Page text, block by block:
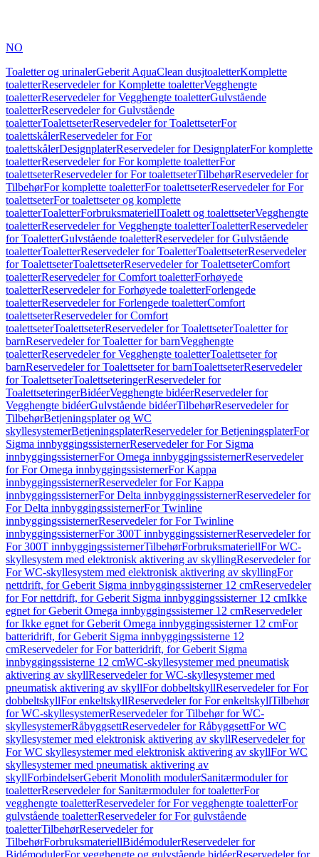
NO
Toaletter og urinalerGeberit AquaClean dusjtoaletterKomplette
toaletterReservedeler for Komplette toaletterVegghengte
toaletterReservedeler for Vegghengte toaletterGulvstående
toaletterReservedeler for Gulvstående
toaletterToalettseterReservedeler for ToalettseterFor
toalettskålerReservedeler for For
toalettskålerDesignplaterReservedeler for DesignplaterFor komplette
toaletterReservedeler for For komplette toaletterFor
toalettseterReservedeler for For toalettseterTilbehørReservedeler for
TilbehørFor komplette toaletterFor toalettseterReservedeler for For
toalettseterFor toalettseter og komplette
toaletterToaletterForbruksmateriellToalett og toalettseterVegghengte
toaletterReservedeler for Vegghengte toaletterToaletterReservedeler
for ToaletterGulvstående toaletterReservedeler for Gulvstående
toaletterToaletterReservedeler for ToaletterToalettseterReservedeler
for ToalettseterToalettseterReservedeler for ToalettseterComfort
toaletterReservedeler for Comfort toaletterForhøyede
toaletterReservedeler for Forhøyede toaletterForlengede
toaletterReservedeler for Forlengede toaletterComfort
toalettseterReservedeler for Comfort
toalettseterToalettseterReservedeler for ToalettseterToaletter for
barnReservedeler for Toaletter for barnVegghengte
toaletterReservedeler for Vegghengte toaletterToalettseter for
barnReservedeler for Toalettseter for barnToalettseterReservedeler
for ToalettseterToalettseteringerReservedeler for
ToalettseteringerBidéerVegghengte bidéerReservedeler for
Vegghengte bidéerGulvstående bidéerTilbehørReservedeler for
TilbehørBetjeningsplater og WC
skyllesystemerBetjeningsplaterReservedeler for BetjeningsplaterFor
Sigma innbyggingssisternerReservedeler for For Sigma
innbyggingssisternerFor Omega innbyggingssisternerReservedeler
for For Omega innbyggingssisternerFor Kappa
innbyggingssisternerReservedeler for For Kappa
innbyggingssisternerFor Delta innbyggingssisternerReservedeler for
For Delta innbyggingssisternerFor Twinline
innbyggingssisternerReservedeler for For Twinline
innbyggingssisternerFor 300T innbyggingssisternerReservedeler for
For 300T innbyggingssisternerTilbehørForbruksmateriellFor WC-
skyllesystem med elektronisk aktivering av skyllingReservedeler for
For WC-skyllesystem med elektronisk aktivering av skyllingFor
nettdrift, for Geberit Sigma innbyggingssisterner 12 cmReservedeler
for For nettdrift, for Geberit Sigma innbyggingssisterner 12 cmIkke
egnet for Geberit Omega innbyggingssisterner 12 cmReservedeler
for Ikke egnet for Geberit Omega innbyggingssisterner 12 cmFor
batteridrift, for Geberit Sigma innbyggingssisterne 12
cmReservedeler for For batteridrift, for Geberit Sigma
innbyggingssisterne 12 cmWC-skyllesystemer med pneumatisk
aktivering av skyllReservedeler for WC-skyllesystemer med
pneumatisk aktivering av skyllFor dobbeltskyllReservedeler for For
dobbeltskyllFor enkeltskyllReservedeler for For enkeltskyllTilbehør
for WC-skyllesystemerReservedeler for Tilbehør for WC-
skyllesystemerRåbyggsettReservedeler for RåbyggsettFor WC
skyllesystemer med elektronisk aktivering av skyllReservedeler for
For WC skyllesystemer med elektronisk aktivering av skyllFor WC
skyllesystemer med pneumatisk aktivering av
skyllForbindelserGeberit Monolith modulerSanitærmoduler for
toaletterReservedeler for Sanitærmoduler for toaletterFor
vegghengte toaletterReservedeler for For vegghengte toaletterFor
gulvstående toaletterReservedeler for For gulvstående
toaletterTilbehørReservedeler for
TilbehørForbruksmateriellBidémodulerReservedeler for
BidémodulerFor vegghengte og gulvstående bidéerReservedeler for